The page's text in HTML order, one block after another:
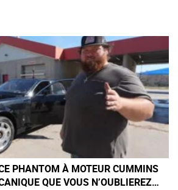
PHANTOM À MOTEUR CUMMINS
QUE VOUS N’OUBLIEREZ